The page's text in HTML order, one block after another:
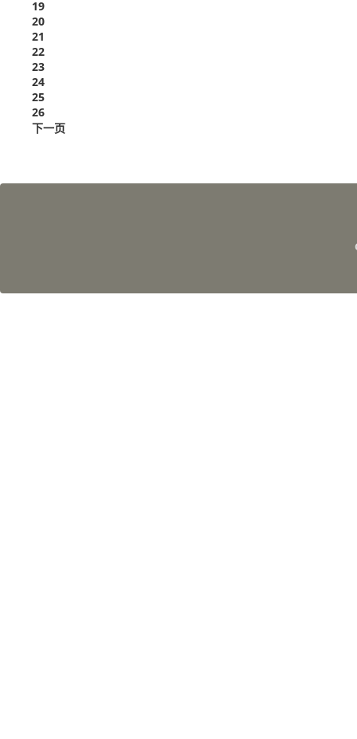
19
20
21
22
23
24
25
26
下一页